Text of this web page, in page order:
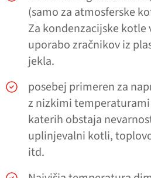
(samo za atmosferske
Za kondenzacijske
uporabo zračnikov iz
jekla.
posebej primeren za
z nizkimi
katerih obstaja
uplinjevalni kotli,
itd.